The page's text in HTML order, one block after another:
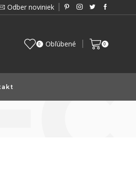
Odber noviniek
0 Obľúbené 0